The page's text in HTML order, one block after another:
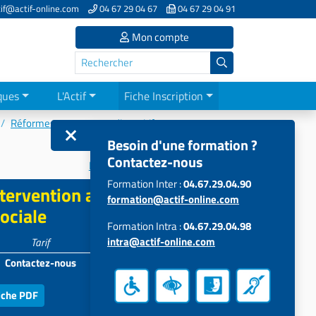
online.com 04 67 29 04 67 04 67 29 04 91
Mon compte
L'Actif Fiche Inscription
Réformes et nouveaux dispositifs
La démarche RSE en ESSMS
au service de
Tarif
Contactez-nous
Participants
PDF
Besoin d'une formation ?
Contactez-nous
Formation Inter :04.67.29.04.90
formation@actif-online.com
Formation Intra :04.67.29.04.98
intra@actif-online.com